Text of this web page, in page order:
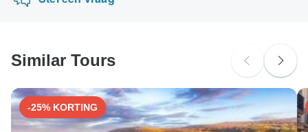
Mastercard, American Express of PayPal. TourRadar
Similar Tours
-25% KORTING